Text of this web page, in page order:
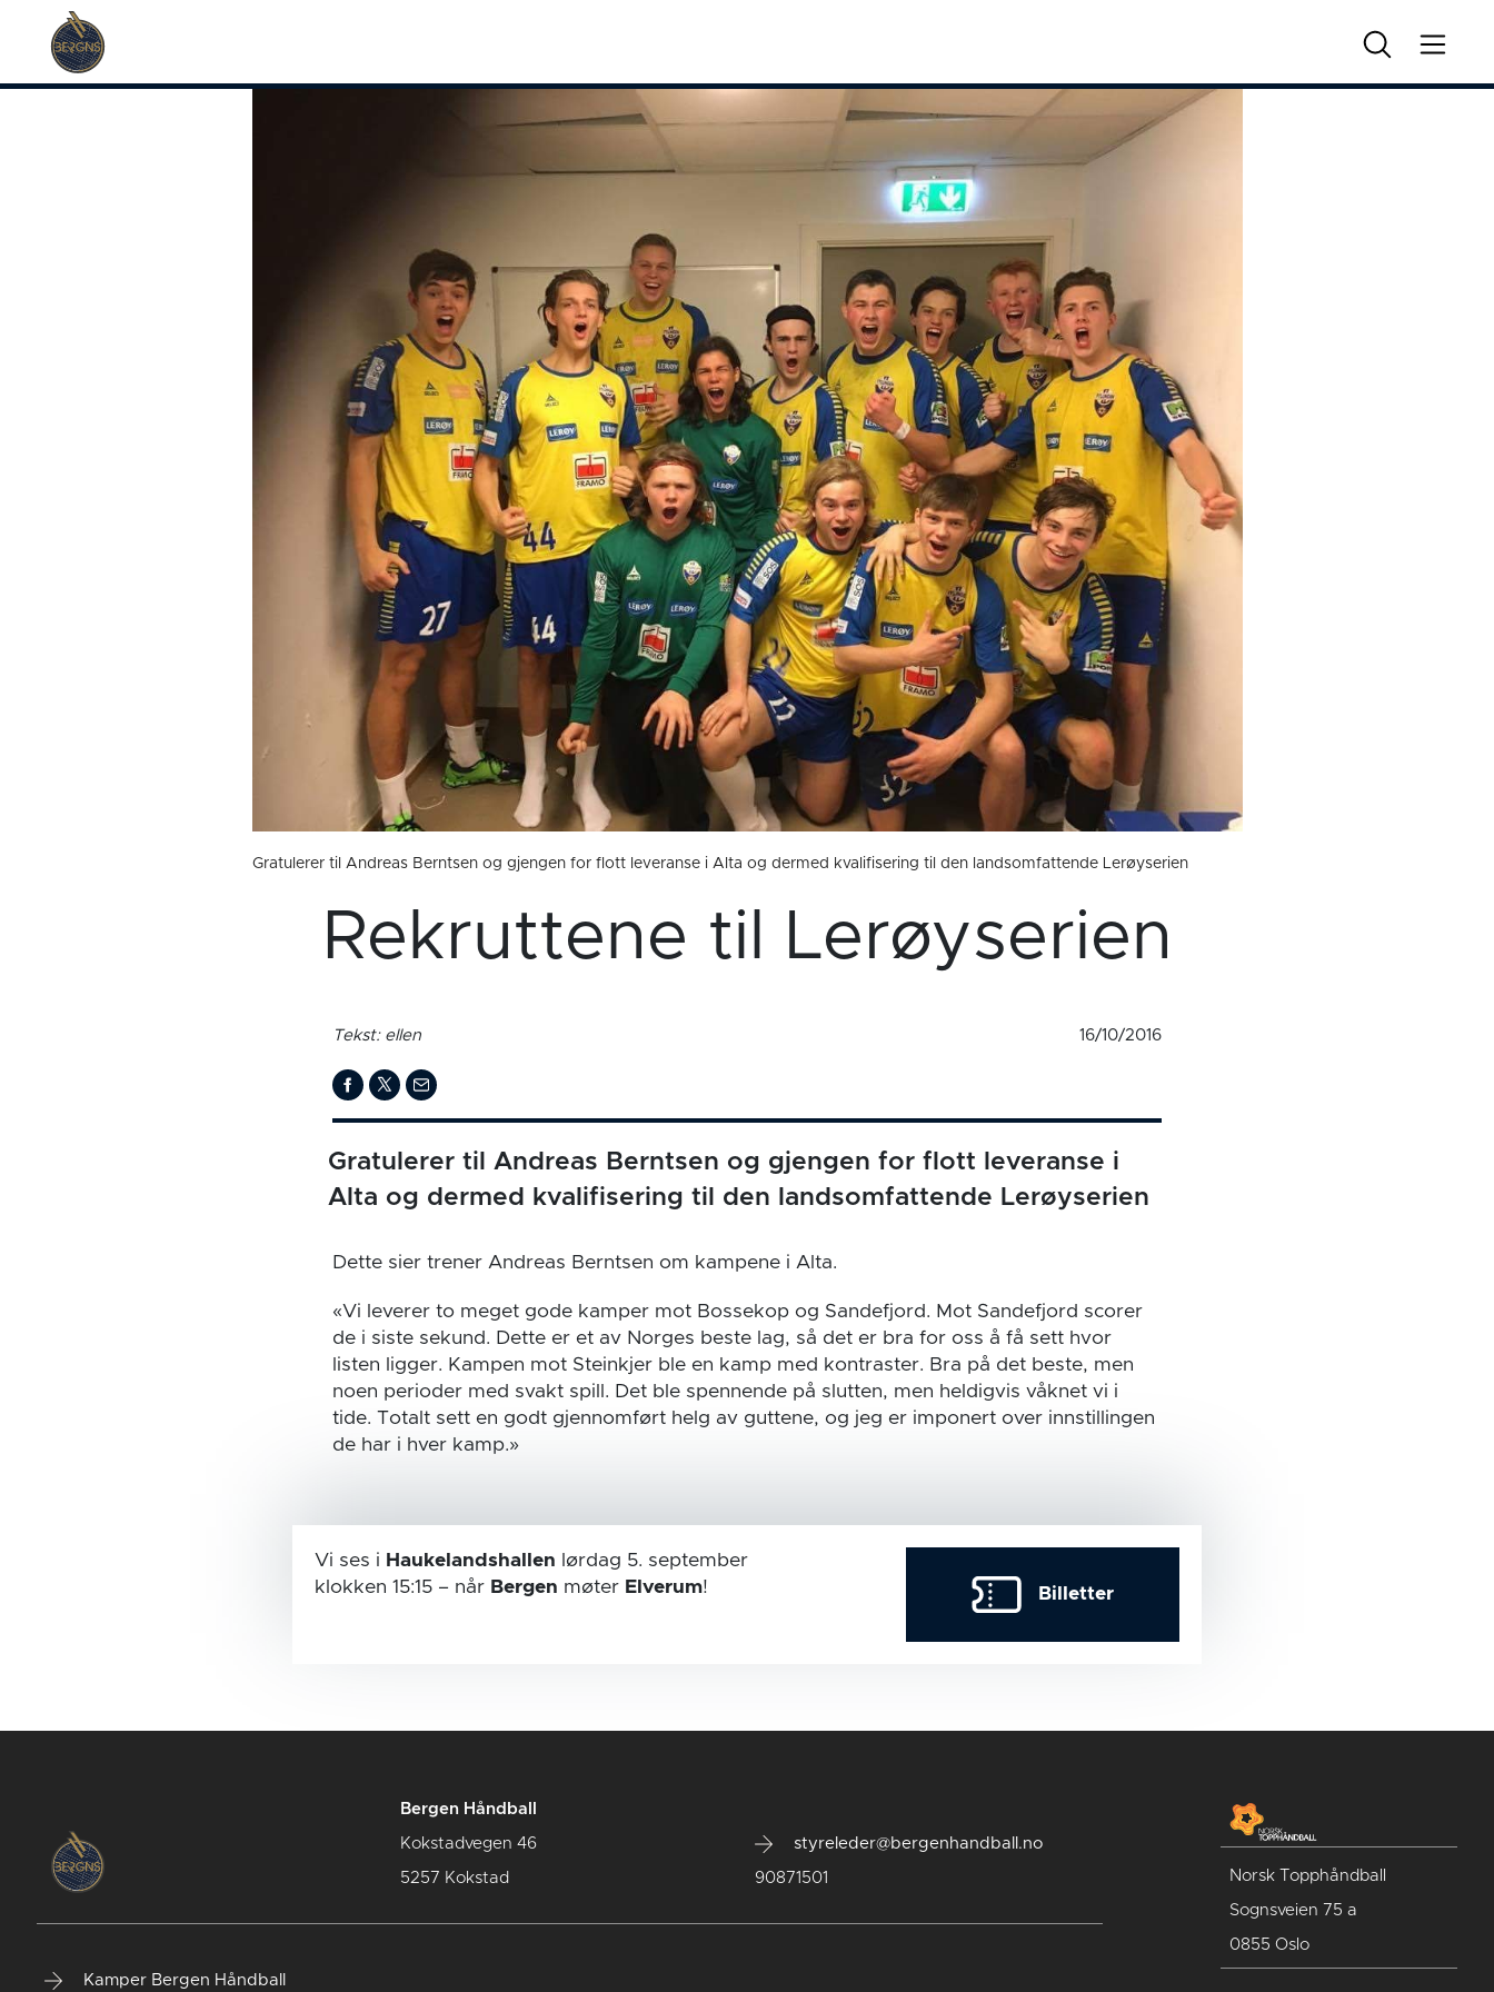
Gratulerer til Andreas Berntsen og gjengen for flott leveranse i Alta og dermed kvalifisering til den landsomfattende Lerøyserien
Rekruttene til Lerøyserien
Tekst: ellen 16/10/2016
Gratulerer til Andreas Berntsen og gjengen for flott leveranse i
Alta og dermed kvalifisering til den landsomfattende Lerøyserien
Dette sier trener Andreas Berntsen om kampene i Alta.
«Vi leverer to meget gode kamper mot Bossekop og Sandefjord. Mot Sandefjord scorer
de i siste sekund. Dette er et av Norges beste lag, så det er bra for oss å få sett hvor
listen ligger. Kampen mot Steinkjer ble en kamp med kontraster. Bra på det beste, men
noen perioder med svakt spill. Det ble spennende på slutten, men heldigvis våknet vi i
tide. Totalt sett en godt gjennomført helg av guttene, og jeg er imponert over innstillingen
de har i hver kamp.»
Vi ses i Haukelandshallen lørdag 5. september
klokken 15:15– når Bergen møter Elverum! Billetter
Bergen Håndball
Kokstadvegen 46
5257 Kokstad
styreleder@bergenhandball.no
90871501
Kamper Bergen Håndball
Norsk Topphåndball
Sognsveien 75 a
0855 Oslo